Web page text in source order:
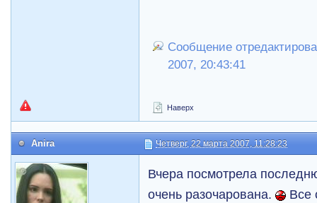
Сообщение
2007, 20:43:41
Наверх
Anira Четверг, 22 марта 2007, 11:28:23
Вчера посмотрела
очень разочарована.
Все